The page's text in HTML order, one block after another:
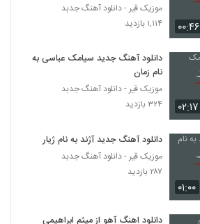
Shayan Eshraghi Man Delam Baron
Mikhad
۲۶۲ بازدید
موزیک زیبای عکس تو از سروش حسن پور
۳۵۵ بازدید
mohsen chavoshi Band Baz
سعید بابا آهنگ رومی
۰۰:۴۶
موزیک قیر - دانلود آهنگ جدبد
۱,۱۱۴ بازدید
۰۲:۱۷
دانلود آهنگ جدید سیامک عباسی به
نام زمان
موزیک قیر - دانلود آهنگ جدبد
۳۲۴ بازدید
۰۱:۰۰
دانلود آهنگ جدید آژند به نام ژیار
موزیک قیر - دانلود آهنگ جدبد
۲۸۷ بازدید
دانلود اهنگ آهو از میثم ابراهیمی